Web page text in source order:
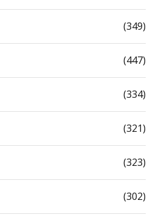
(349)
(447)
(334)
(321)
(323)
(302)